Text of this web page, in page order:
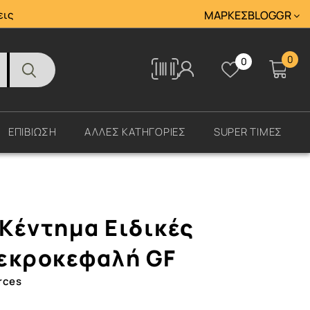
Tracking ΜΆΡΚΕΣBLOGGR
Tracking 0 0
ΕΠΙΒΙΩΣΗ ΑΛΛΕΣ ΚΑΤΗΓΟΡΙΕΣ SUPER ΤΙΜΕΣ
Ειδικές
GF